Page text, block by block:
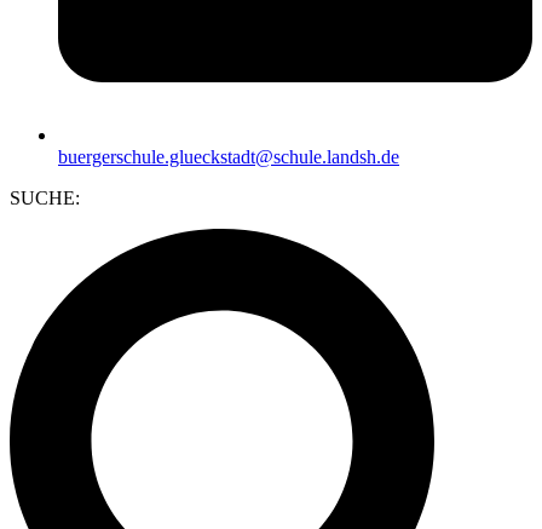
buergerschule.glueckstadt@schule.landsh.de
SUCHE: